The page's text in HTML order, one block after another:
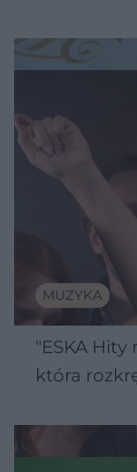
MUZYKA
"ESKA Hity
która